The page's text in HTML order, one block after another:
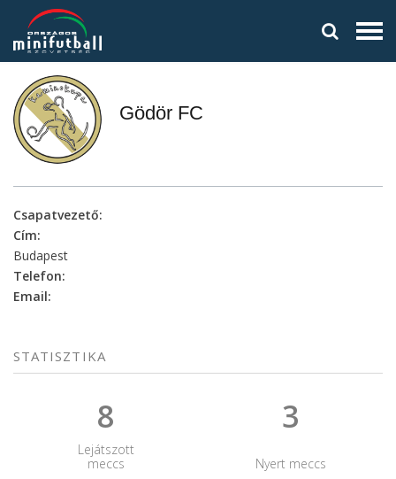
Gödör FC
Csapatvezető:
Cím:
Budapest
Telefon:
Email:
STATISZTIKA
8
Lejátszott
meccs
3
Nyert meccs